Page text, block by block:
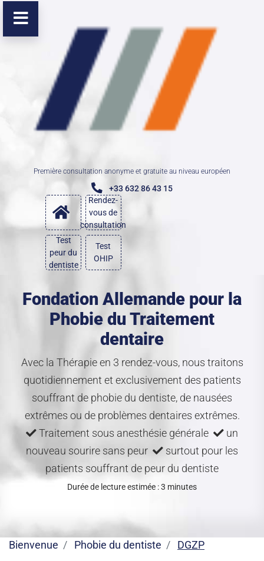
Première consultation anonyme et gratuite au niveau européen
+33 632 86 43 15
Rendez-
vous de
consultation
Test
peur du
dentiste
Test
OHIP
Fondation Allemande pour la
Phobie du Traitement
dentaire
Avec la Thérapie en 3 rendez-vous, nous traitons
quotidiennement et exclusivement des patients
souffrant de phobie du dentiste, de nausées
extrêmes ou de problèmes dentaires extrêmes.
Traitement sous anesthésie générale
un
nouveau sourire sans peur
surtout pour les
patients souffrant de peur du dentiste
Durée de lecture estimée : 3 minutes
Bienvenue Phobie du dentiste DGZP